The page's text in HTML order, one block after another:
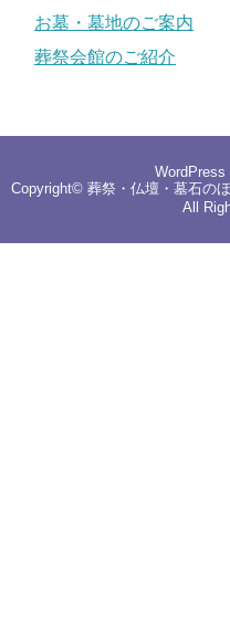
お墓・墓地のご案内
葬祭会館のご紹介
WordPress
Copyright© 葬祭・仏壇・墓石の
All